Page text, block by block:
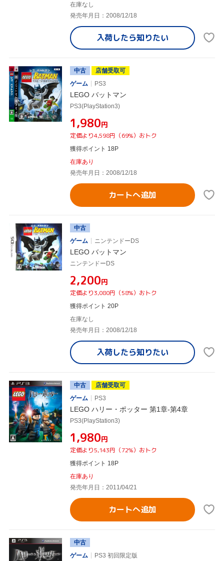
在庫なし
発売年月日：2008/12/18
入荷したら知りたい
中古
店舗受取可
ゲーム
PS3
LEGO バットマン
PS3(PlayStation3)
¥1,980円
定価より4,598円（69%）おトク
獲得ポイント 18P
在庫あり
発売年月日：2008/12/18
カートへ追加
中古
ゲーム
ニンテンドーDS
LEGO バットマン
ニンテンドーDS
¥2,200円
定価より3,080円（58%）おトク
獲得ポイント 20P
在庫なし
発売年月日：2008/12/18
入荷したら知りたい
中古
店舗受取可
ゲーム
PS3
LEGO ハリー・ポッター 第1章-第4章
PS3(PlayStation3)
¥1,980円
定価より5,143円（72%）おトク
獲得ポイント 18P
在庫あり
発売年月日：2011/04/21
カートへ追加
中古
ゲーム
PS3 初回限定版